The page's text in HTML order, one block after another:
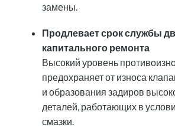
замены.
Продлевает срок службы
капитального ремонта
Высокий уровень
предохраняет от износа
и образования задиров
деталей, работающих в
смазки.